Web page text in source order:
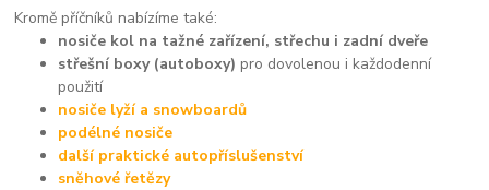
Kromě příčníků nabízíme také:
nosiče kol na tažné zařízení, střechu i zadní dveře
střešní boxy (autoboxy) pro dovolenou i každodenní
použití
nosiče lyží a snowboardů
podélné nosiče
další praktické autopříslušenství
sněhové řetězy